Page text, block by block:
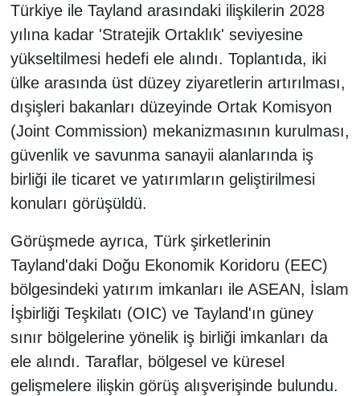
Türkiye ile Tayland arasındaki ilişkilerin 2028
yılına kadar 'Stratejik Ortaklık' seviyesine
yükseltilmesi hedefi ele alındı. Toplantıda, iki
ülke arasında üst düzey ziyaretlerin artırılması,
dışişleri bakanları düzeyinde Ortak Komisyon
(Joint Commission) mekanizmasının kurulması,
güvenlik ve savunma sanayii alanlarında iş
birliği ile ticaret ve yatırımların geliştirilmesi
konuları görüşüldü.
Görüşmede ayrıca, Türk şirketlerinin
Tayland'daki Doğu Ekonomik Koridoru (EEC)
bölgesindeki yatırım imkanları ile ASEAN, İslam
İşbirliği Teşkilatı (OIC) ve Tayland'ın güney
sınır bölgelerine yönelik iş birliği imkanları da
ele alındı. Taraflar, bölgesel ve küresel
gelişmelere ilişkin görüş alışverişinde bulundu.